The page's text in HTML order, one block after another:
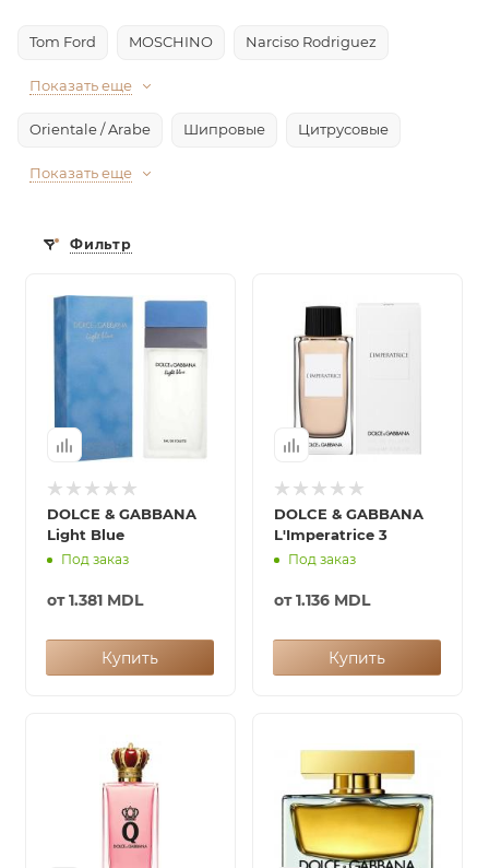
Tom Ford MOSCHINO Narciso Rodriguez
Показать еще
Orientale / Arabe Шипровые Цитрусовые
Показать еще
Фильтр
DOLCE & GABBANA
Light Blue
Под заказ
от1.381 MDL
Купить
DOLCE & GABBANA
L'Imperatrice 3
Под заказ
от1.136 MDL
Купить